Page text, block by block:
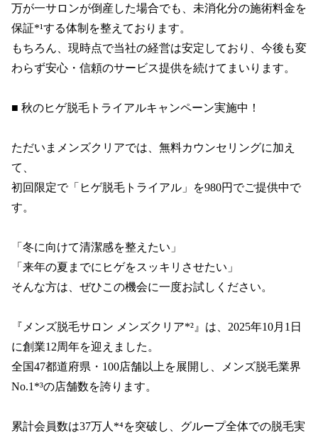
万が一サロンが倒産した場合でも、未消化分の施術料金を
保証*¹する体制を整えております。
もちろん、現時点で当社の経営は安定しており、今後も変
わらず安心・信頼のサービス提供を続けてまいります。
■ 秋のヒゲ脱毛トライアルキャンペーン実施中！
ただいまメンズクリアでは、無料カウンセリングに加え
て、
初回限定で「ヒゲ脱毛トライアル」を980円でご提供中で
す。
「冬に向けて清潔感を整えたい」
「来年の夏までにヒゲをスッキリさせたい」
そんな方は、ぜひこの機会に一度お試しください。
『メンズ脱毛サロン メンズクリア*²』は、2025年10月1日
に創業12周年を迎えました。
全国47都道府県・100店舗以上を展開し、メンズ脱毛業界
No.1*³の店舗数を誇ります。
累計会員数は37万人*⁴を突破し、グループ全体での脱毛実